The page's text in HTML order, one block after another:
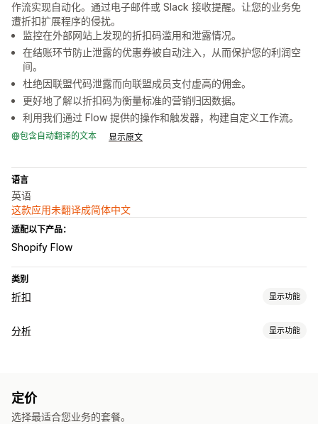
作流实现自动化。通过电子邮件或 Slack 接收提醒。让您的业务免
遭折扣扩展程序的侵扰。
监控在外部网站上发现的折扣码滥用和泄露情况。
在结账环节防止泄露的优惠券被自动注入，从而保护您的利润空
间。
杜绝因联盟代码泄露而向联盟成员支付虚高的佣金。
更好地了解以折扣码为衡量标准的营销归因数据。
利用我们通过 Flow 提供的操作和触发器，构建自定义工作流。
包含自动翻译的文本 显示原文
语言
英语
这款应用未翻译成简体中文
适配以下产品：
Shopify Flow
类别
折扣 显示功能
折扣类型
批量编辑
分析 显示功能
定价
选择最适合您业务的套餐。